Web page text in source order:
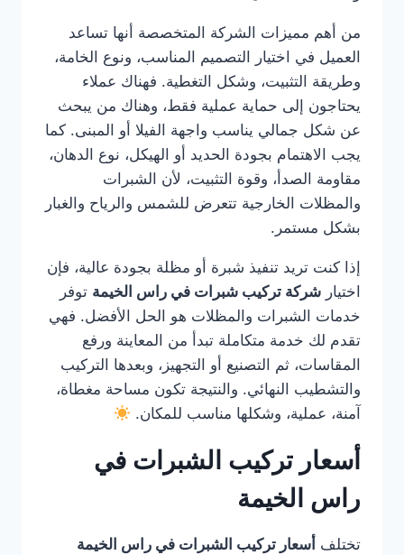
من أهم مميزات الشركة المتخصصة أنها تساعد
العميل في اختيار التصميم المناسب، ونوع الخامة،
وطريقة التثبيت، وشكل التغطية. فهناك عملاء
يحتاجون إلى حماية عملية فقط، وهناك من يبحث
عن شكل جمالي يناسب واجهة الفيلا أو المبنى. كما
يجب الاهتمام بجودة الحديد أو الهيكل، نوع الدهان،
مقاومة الصدأ، وقوة التثبيت، لأن الشبرات
والمظلات الخارجية تتعرض للشمس والرياح والغبار
بشكل مستمر.
إذا كنت تريد تنفيذ شبرة أو مظلة بجودة عالية، فإن
اختيار شركة تركيب شبرات في راس الخيمة توفر
خدمات الشبرات والمظلات هو الحل الأفضل. فهي
تقدم لك خدمة متكاملة تبدأ من المعاينة ورفع
المقاسات، ثم التصنيع أو التجهيز، وبعدها التركيب
والتشطيب النهائي. والنتيجة تكون مساحة مغطاة،
آمنة، عملية، وشكلها مناسب للمكان.
أسعار تركيب الشبرات في
راس الخيمة
تختلف أسعار تركيب الشبرات في راس الخيمة